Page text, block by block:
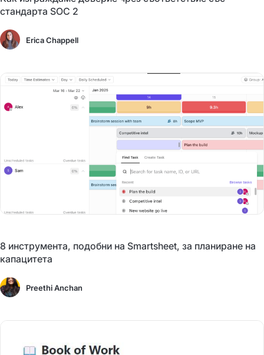
стандарта SOC 2
Erica Chappell
8 инструмента, подобни на Smartsheet, за планиране на
капацитета
Preethi Anchan